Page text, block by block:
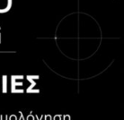
(WEN3205)